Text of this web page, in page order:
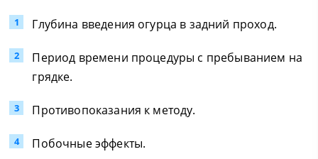
Глубина введения огурца в задний проход.
Период времени процедуры с пребыванием на
грядке.
Противопоказания к методу.
Побочные эффекты.